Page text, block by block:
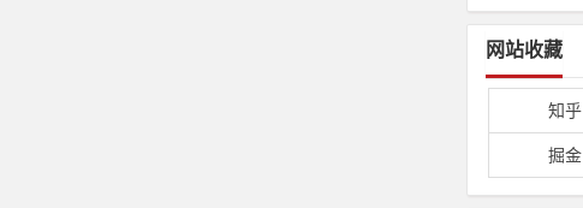
网站收藏
知乎
掘金